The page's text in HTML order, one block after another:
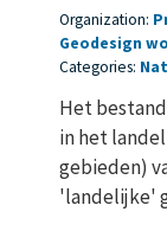
Organization:
Geodesign
Categories:
Het
in het
gebieden)
'landelijke'